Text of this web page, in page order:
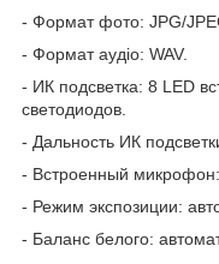
- Формат фото: JPG/
- Формат аудіо: WAV.
- ИК подсветка: 8 LED
светодиодов.
- Дальность ИК
- Встроенный микрофон:
- Режим экспозиции:
- Баланс белого: